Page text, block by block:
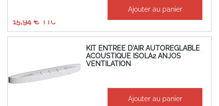
15,94 €
Ajouter au panier
KIT ENTREE D'AIR AUTOREGLABLE
ACOUSTIQUE ISOLA2 ANJOS
VENTILATION
Ajouter au panier